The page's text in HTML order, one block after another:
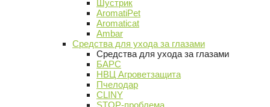
Шустрик
AromatiPet
Aromaticat
Ambar
Средства для ухода за глазами
Средства для ухода за глазами
БАРС
НВЦ Агроветзащита
Пчелодар
CLINY
STOP-проблема